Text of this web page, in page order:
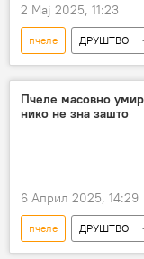
2 Мај 2025, 11:23
пчеле ДРУШТВО
Здравље
мед
Пчеле масовно
нико не зна зашто
6 Април 2025, 14:29
пчеле ДРУШТВО